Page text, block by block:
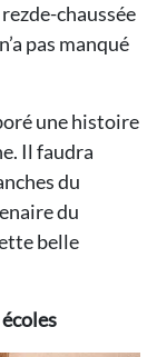
chaussée
pas manqué
une histoire
Il faudra
du
du
belle